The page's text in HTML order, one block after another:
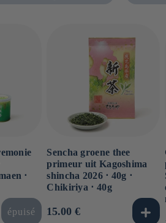
⋅
épuisé
Sencha groene thee
primeur uit Kagoshima
shincha 2026 ⋅ 40g ⋅
Chikiriya ⋅ 40g
Normale
15.00 €